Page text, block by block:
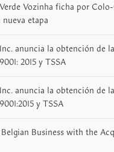
Vozinha ficha por
nueva etapa
anuncia la obtención de
2015 y TSSA
anuncia la obtención de
y TSSA
Business with the